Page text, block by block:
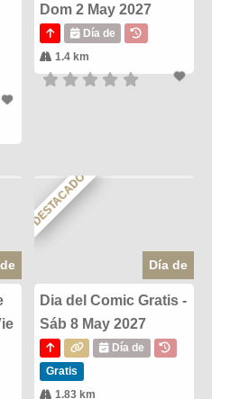
Dom 2 May 2027
Día de
1.4 km
DESTACADO
Día de
Dia del Comic Gratis -
Sáb 8 May 2027
Día de
Gratis
1.83 km